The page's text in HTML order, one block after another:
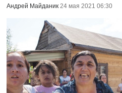
Андрей Майданик 24 мая 2021 06:30